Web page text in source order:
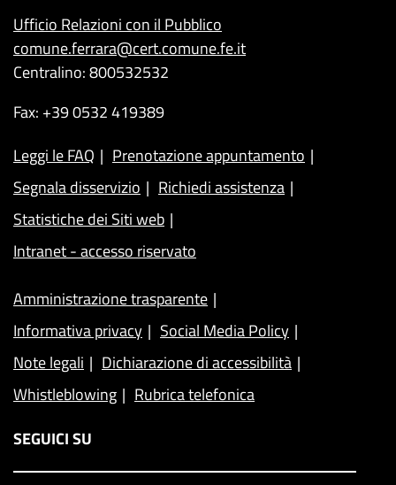
Ufficio Relazioni con il Pubblico
comune.ferrara@cert.comune.fe.it
Centralino: 800532532
Fax: +39 0532 419389
Leggi le FAQ
Prenotazione appuntamento
Segnala disservizio
Richiedi assistenza
Statistiche dei Siti web
Intranet - accesso riservato
Amministrazione trasparente
Informativa privacy
Social Media Policy
Note legali
Dichiarazione di accessibilità
Whistleblowing
Rubrica telefonica
SEGUICI SU